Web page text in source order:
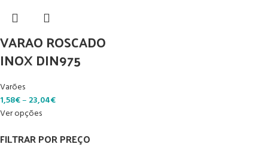
FILTRAR POR PREÇO
VARAO ROSCADO
INOX DIN975
Varões
1,58€– 23,04€
Ver opções